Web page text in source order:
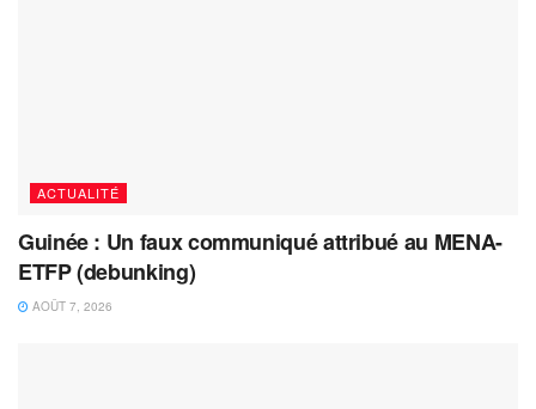
ACTUALITÉ
Guinée : Un faux communiqué attribué au MENA-
ETFP (debunking)
AOÛT 7, 2026